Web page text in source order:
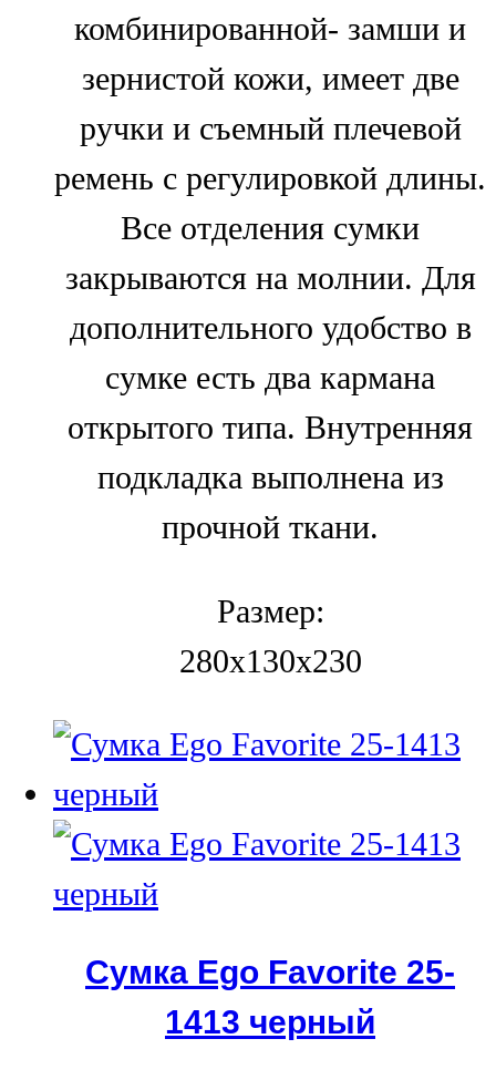
комбинированной- замши и
зернистой кожи, имеет две
ручки и съемный плечевой
ремень с регулировкой длины.
Все отделения сумки
закрываются на молнии. Для
дополнительного удобство в
сумке есть два кармана
открытого типа. Внутренняя
подкладка выполнена из
прочной ткани.
Размер:
280x130x230
Сумка Ego Favorite 25-
1413 черный